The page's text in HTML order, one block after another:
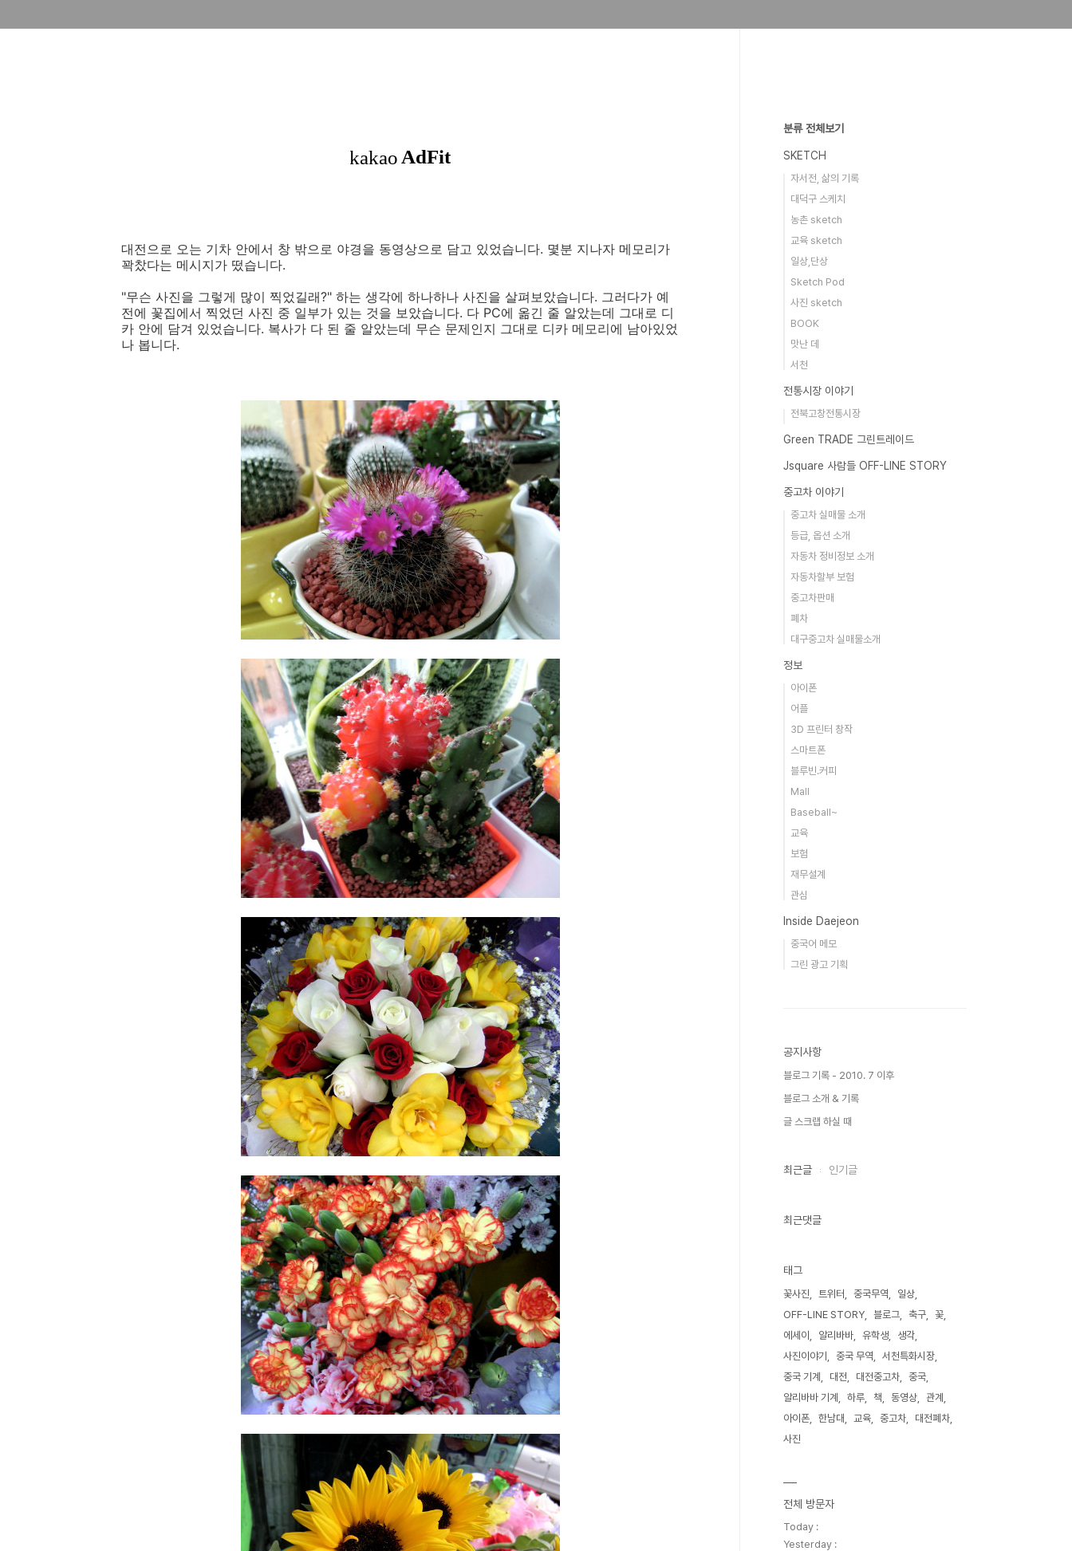
대전으로 오는 기차 안에서 창 밖으로 야경을 동영상으로 담고 있었습니다. 몇분 지나자 메모리가
꽉찼다는 메시지가 떴습니다.
"무슨 사진을 그렇게 많이 찍었길래?" 하는 생각에 하나하나 사진을 살펴보았습니다. 그러다가 예
전에 꽃집에서 찍었던 사진 중 일부가 있는 것을 보았습니다. 다 PC에 옮긴 줄 알았는데 그대로 디
카 안에 담겨 있었습니다. 복사가 다 된 줄 알았는데 무슨 문제인지 그대로 디카 메모리에 남아있었
나 봅니다.
분류 전체보기
SKETCH
자서전, 삶의 기록
대덕구 스케치
농촌 sketch
교육 sketch
일상,단상
Sketch Pod
사진 sketch
BOOK
맛난 데
서천
전통시장 이야기
전북고창전통시장
Green TRADE 그린트레이드
Jsquare 사람들 OFF-LINE STORY
중고차 이야기
중고차 실매물 소개
등급, 옵션 소개
자동차 정비정보 소개
자동차할부 보험
중고차판매
폐차
대구중고차 실매물소개
정보
아이폰
어플
3D 프린터 창작
스마트폰
블루빈.커피
Mall
Baseball~
교육
보험
재무설계
관심
Inside Daejeon
중국어 메모
그린 광고 기획
공지사항
블로그 기록 - 2010. 7 이후
블로그 소개 & 기록
글 스크랩 하실 때
최근글 인기글
최근댓글
태그
꽃사진 트위터 중국무역
일상
OFF-LINE STORY
블로그 축구
꽃
에세이
알리바바 유학생
생각
사진이야기
중국 무역
서천특화시장
중국 기계
대전 대전중고차
중국
알리바바 기계
하루 책 동영상
관계
아이폰
한남대 교육 중고차
대전폐차
사진
전체 방문자
Today :
Yesterday :